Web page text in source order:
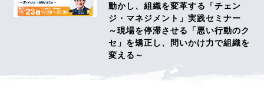
動かし、組織を変革する「チェン
ジ・マネジメント」実践セミナー
～現場を停滞させる「悪い行動のク
セ」を矯正し、問いかけ力で組織を
変える～